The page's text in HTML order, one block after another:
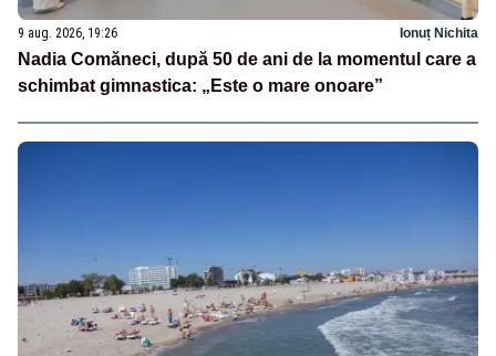
9 aug. 2026, 19:26 Ionuț Nichita
Nadia Comăneci, după 50 de ani de la momentul care a
schimbat gimnastica: „Este o mare onoare”